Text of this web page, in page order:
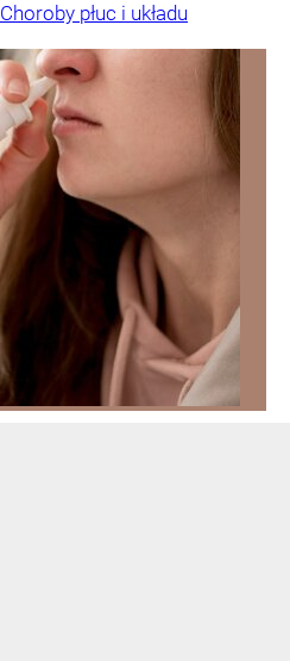
Choroby płuc i układu